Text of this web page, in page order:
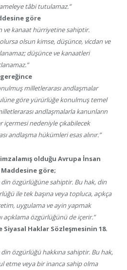
tâbi tutulamaz.”
göre
ve kanaat hürriyetine sahiptir.
olsun kimse, düşünce, vicdan ve
düşünce ve kanaatleri
milletlerarası andlaşmalar
göre yürürlüğe konulmuş temel
andlaşmalarla kanunların
içermesi nedeniyle çıkabilecek
andlaşma hükümleri esas alınır.”
olduğu Avrupa İnsan
Maddesine göre;
din özgürlüğüne sahiptir. Bu hak, din
ile tek başına veya topluca, açıkça
uygulama ve ayin yapmak
açıklama özgürlüğünü de içerir.”
Siyasal Haklar Sözleşmesinin 18.
özgürlüğü hakkına sahiptir. Bu hak,
etme veya bir inanca sahip olma